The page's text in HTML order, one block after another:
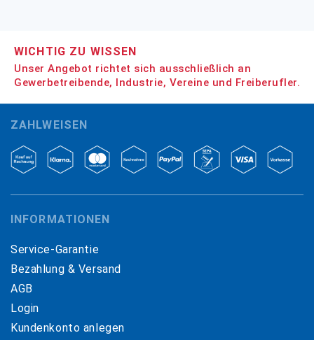
WICHTIG ZU WISSEN
Unser Angebot richtet sich ausschließlich an
Gewerbetreibende, Industrie, Vereine und Freiberufler.
ZAHLWEISEN
INFORMATIONEN
Service-Garantie
Bezahlung & Versand
AGB
Login
Kundenkonto anlegen